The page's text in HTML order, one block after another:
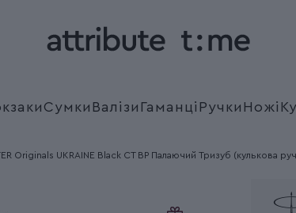
Сумки Валізи Гаманці Ручки Ножі
Originals UKRAINE Black CT BP Палаючий Тризуб (кулькова